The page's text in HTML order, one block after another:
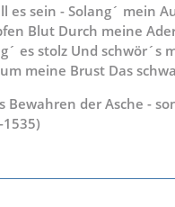
es sein - Solang´ mein
Blut Durch meine
es stolz Und schwör´s
meine Brust Das
der Asche -